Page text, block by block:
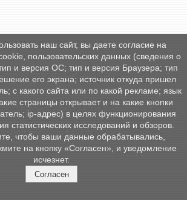
наш сайт, вы даете согласие на
пользовательских данных (сведения о
и версия ОС; тип и версия Браузера; тип
его экрана; источник откуда пришел
с какого сайта или по какой рекламе; язык
страницы открывает и на какие кнопки
ip-адрес) в целях функционирования
статистических исследований и обзоров.
чтобы ваши данные обрабатывались,
на кнопку «Согласен», и уведомление
исчезнет.
Согласен